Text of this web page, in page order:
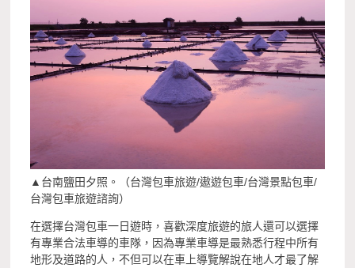
▲台南鹽田夕照。（台灣包車旅遊/遨遊包車/台灣景點包車/
台灣包車旅遊諮詢）
在選擇台灣包車一日遊時，喜歡深度旅遊的旅人還可以選擇
有專業合法車導的車隊，因為專業車導是最熟悉行程中所有
地形及道路的人，不但可以在車上導覽解說在地人才最了解